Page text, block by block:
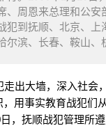
、周恩来总理和公安
犯到抚顺、北京、上
尔滨、长春、鞍山、
出大墙，深入社会
，用事实教育战犯们
，抚顺战犯管理所